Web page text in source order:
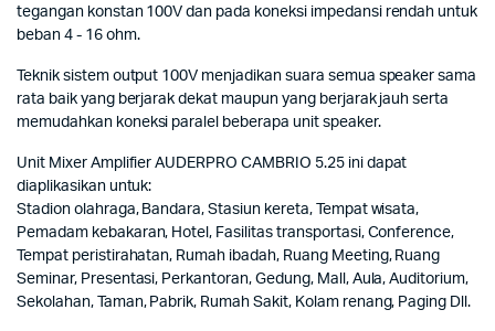
tegangan konstan 100V dan pada koneksi impedansi rendah untuk
beban 4 - 16 ohm.
Teknik sistem output 100V menjadikan suara semua speaker sama
rata baik yang berjarak dekat maupun yang berjarak jauh serta
memudahkan koneksi paralel beberapa unit speaker.
Unit Mixer Amplifier AUDERPRO CAMBRIO 5.25 ini dapat
diaplikasikan untuk:
Stadion olahraga, Bandara, Stasiun kereta, Tempat wisata,
Pemadam kebakaran, Hotel, Fasilitas transportasi, Conference,
Tempat peristirahatan, Rumah ibadah, Ruang Meeting, Ruang
Seminar, Presentasi, Perkantoran, Gedung, Mall, Aula, Auditorium,
Sekolahan, Taman, Pabrik, Rumah Sakit, Kolam renang, Paging Dll.